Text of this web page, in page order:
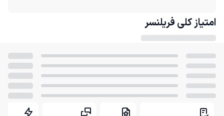
امتیاز کلی فریلنسر